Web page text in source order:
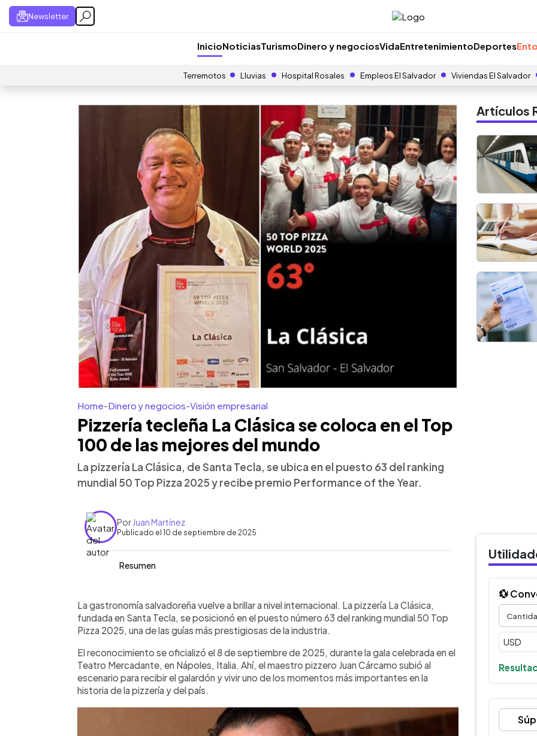
Newsletter
InicioNoticiasTurismoDinero y negociosVidaEntretenimientoDeportes
Terremotos Lluvias Hospital Rosales Empleos El Salvador Viviendas El Salvador
Home-Dinero y negocios-Visión empresarial
Pizzería tecleña La Clásica se coloca en el Top
100 de las mejores del mundo
La pizzería La Clásica, de Santa Tecla, se ubica en el puesto 63 del ranking
mundial 50 Top Pizza 2025 y recibe premio Performance of the Year.
Por Juan Martínez
Publicado el 10 de septiembre de 2025
Resumen
Escuchar artículo
La pizzería salvadoreña La Clásica alcanzó el puesto 63 en el ranking
mundial 50 Top Pizza 2025, consolidándose como referente internacional.
Durante la gala celebrada el 8 de septiembre de 2025 en el Teatro
galardón y, además, la pizzería fue distinguida con el premio Performance
of the Year 2025, por su destacado desempeño global. Este logro se suma
al obtenido en abril en Río de Janeiro, donde ocupó el noveno lugar en
Latinoamérica. Con tres sucursales en el país, La Clásica reafirma que El
Salvador tiene una pizzería de clase mundial.
La gastronomía salvadoreña vuelve a brillar a nivel internacional. La pizzería La Clásica,
fundada en Santa Tecla, se posicionó en el puesto número 63 del ranking mundial 50 Top
Pizza 2025, una de las guías más prestigiosas de la industria.
El reconocimiento se oficializó el 8 de septiembre de 2025, durante la gala celebrada en el
Teatro Mercadante, en Nápoles, Italia. Ahí, el maestro pizzero Juan Cárcamo subió al
escenario para recibir el galardón y vivir uno de los momentos más importantes en la
historia de la pizzería y del país.
Artículos
💱